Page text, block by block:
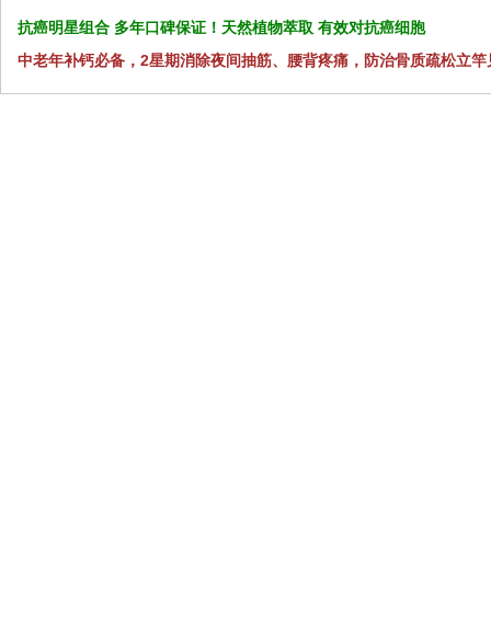
抗癌明星组合 多年口碑保证！天然植物萃取 有效对抗癌细胞
中老年补钙必备，2星期消除夜间抽筋、腰背疼痛，防治骨质疏松立竿